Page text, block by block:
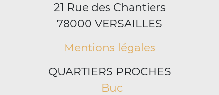
21 Rue des Chantiers
78000 VERSAILLES
Mentions légales
QUARTIERS PROCHES
Buc